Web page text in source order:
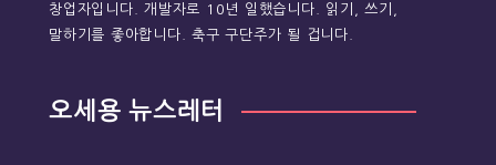
창업자입니다. 개발자로 10년 일했습니다. 읽기, 쓰기,
말하기를 좋아합니다. 축구 구단주가 될 겁니다.
오세용 뉴스레터